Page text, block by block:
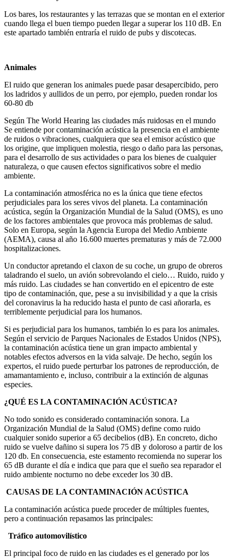
Los bares, los restaurantes y las terrazas que se montan en el exterior
cuando llega el buen tiempo pueden llegar a superar los 110 dB. En
este apartado también entraría el ruido de pubs y discotecas.
Animales
El ruido que generan los animales puede pasar desapercibido, pero
los ladridos y aullidos de un perro, por ejemplo, pueden rondar los
60-80 db
Según The World Hearing las ciudades más ruidosas en el mundo
Se entiende por contaminación acústica la presencia en el ambiente
de ruidos o vibraciones, cualquiera que sea el emisor acústico que
los origine, que impliquen molestia, riesgo o daño para las personas,
para el desarrollo de sus actividades o para los bienes de cualquier
naturaleza, o que causen efectos significativos sobre el medio
ambiente.
La contaminación atmosférica no es la única que tiene efectos
perjudiciales para los seres vivos del planeta. La contaminación
acústica, según la Organización Mundial de la Salud (OMS), es uno
de los factores ambientales que provoca más problemas de salud.
Solo en Europa, según la Agencia Europa del Medio Ambiente
(AEMA), causa al año 16.600 muertes prematuras y más de 72.000
hospitalizaciones.
Un conductor apretando el claxon de su coche, un grupo de obreros
taladrando el suelo, un avión sobrevolando el cielo… Ruido, ruido y
más ruido. Las ciudades se han convertido en el epicentro de este
tipo de contaminación, que, pese a su invisibilidad y a que la crisis
del coronavirus la ha reducido hasta el punto de casi añorarla, es
terriblemente perjudicial para los humanos.
Si es perjudicial para los humanos, también lo es para los animales.
Según el servicio de Parques Nacionales de Estados Unidos (NPS),
la contaminación acústica tiene un gran impacto ambiental y
notables efectos adversos en la vida salvaje. De hecho, según los
expertos, el ruido puede perturbar los patrones de reproducción, de
amamantamiento e, incluso, contribuir a la extinción de algunas
especies.
¿QUÉ ES LA CONTAMINACIÓN ACÚSTICA?
No todo sonido es considerado contaminación sonora. La
Organización Mundial de la Salud (OMS) define como ruido
cualquier sonido superior a 65 decibelios (dB). En concreto, dicho
ruido se vuelve dañino si supera los 75 dB y doloroso a partir de los
120 db. En consecuencia, este estamento recomienda no superar los
65 dB durante el día e indica que para que el sueño sea reparador el
ruido ambiente nocturno no debe exceder los 30 dB.
CAUSAS DE LA CONTAMINACIÓN ACÚSTICA
La contaminación acústica puede proceder de múltiples fuentes,
pero a continuación repasamos las principales:
Tráfico automovilístico
El principal foco de ruido en las ciudades es el generado por los